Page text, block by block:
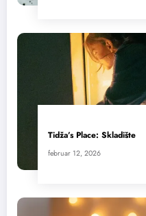
Tidža’s Place: Skladište
februar 12, 2026